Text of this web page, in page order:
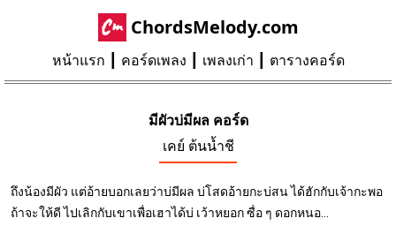
ChordsMelody.com
หน้าแรก คอร์ดเพลง เพลงเก่า ตารางคอร์ด
มีผัวบ่มีผล คอร์ด
เคย์ ต้นน้ำชี
ถึงน้องมีผัว แต่อ้ายบอกเลยว่าบ่มีผล บ่โสดอ้ายกะบ่สน ได้ฮักกับเจ้ากะพอ
ถ้าจะให้ดี ไปเลิกกับเขาเพื่อเฮาได้บ่ เว้าหยอก ซื่อ ๆ ดอกหนอ...